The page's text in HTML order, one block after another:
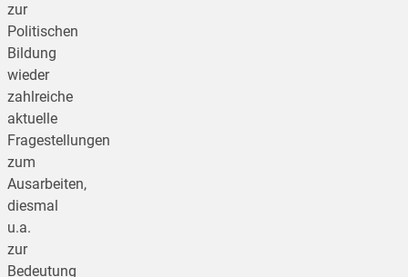
zur
Politischen
Bildung
wieder
zahlreiche
aktuelle
Fragestellungen
zum
Ausarbeiten,
diesmal
u.a.
zur
Bedeutung